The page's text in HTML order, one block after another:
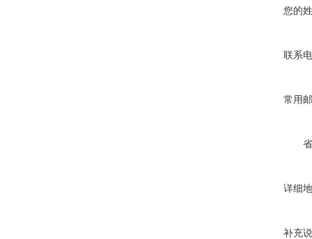
您的
联系
常用
详细
补充